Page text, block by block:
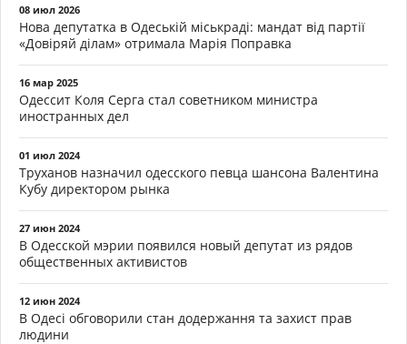
08 июл 2026
Нова депутатка в Одеській міськраді: мандат від партії
«Довіряй ділам» отримала Марія Поправка
16 мар 2025
Одессит Коля Серга стал советником министра
иностранных дел
01 июл 2024
Труханов назначил одесского певца шансона Валентина
Кубу директором рынка
27 июн 2024
В Одесской мэрии появился новый депутат из рядов
общественных активистов
12 июн 2024
В Одесі обговорили стан додержання та захист прав
людини